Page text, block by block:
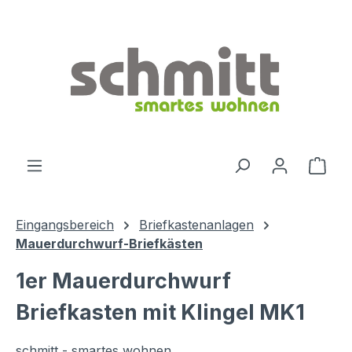
Eingangsbereich
Briefkastenanlagen
Mauerdurchwurf-Briefkästen
1er Mauerdurchwurf
Briefkasten mit Klingel MK1